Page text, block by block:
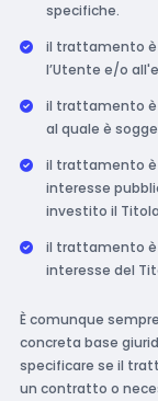
specifiche.
il trattamento è
l’Utente e/o
il trattamento è
al quale è
il trattamento è
interesse
investito il
il trattamento è
interesse del
È comunque
concreta base
specificare se il
un contratto o